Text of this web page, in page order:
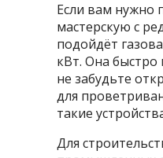
Если вам нужно
мастерскую с
подойдёт
кВт. Она
не забудьте
для
такие
Для